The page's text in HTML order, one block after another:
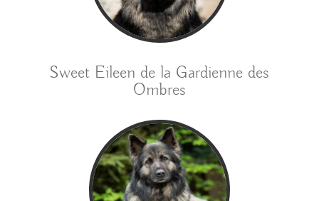
Sweet Eileen de la Gardienne des
Ombres